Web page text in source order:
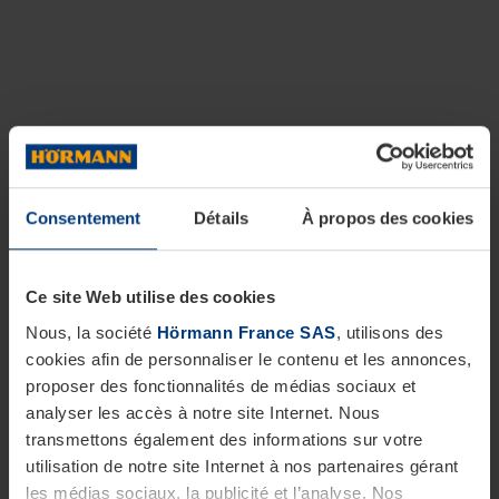
Consentement Détails À propos des cookies
Ce site Web utilise des cookies
Nous, la société Hörmann France SAS, utilisons des
cookies afin de personnaliser le contenu et les annonces,
proposer des fonctionnalités de médias sociaux et
analyser les accès à notre site Internet. Nous
transmettons également des informations sur votre
utilisation de notre site Internet à nos partenaires gérant
les médias sociaux, la publicité et l’analyse. Nos